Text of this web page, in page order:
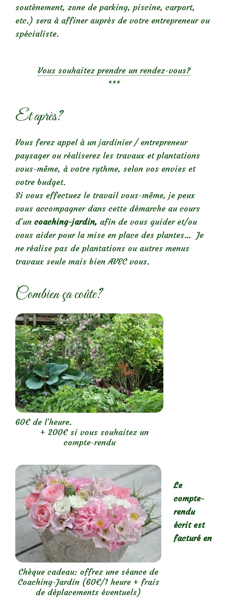
soutènement, zone de parking, piscine, carport,
etc.) sera à affiner auprès de votre entrepreneur ou
spécialiste.
Vous souhaitez prendre un rendez-vous?
***
Et après?
Vous ferez appel à un jardinier / entrepreneur
paysager ou réaliserez les travaux et plantations
vous-même, à votre rythme, selon vos envies et
votre budget.
Si vous effectuez le travail vous-même, je peux
vous accompagner dans cette démarche au cours
d’un coaching-jardin, afin de vous guider et/ou
vous aider pour la mise en place des plantes… Je
ne réalise pas de plantations ou autres menus
travaux seule mais bien AVEC vous.
Combien ça coûte?
60€ de l’heure.
+ 200€ si vous souhaitez un
compte-rendu
Chèque cadeau: offrez une séance de
Coaching-Jardin (60€/1 heure + frais
de déplacements éventuels)
Le
compte-
rendu
écrit est
facturé en